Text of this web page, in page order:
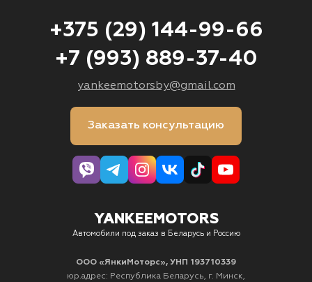
+375 (29) 144-99-66
+7 (993) 889-37-40
yankeemotorsby@gmail.com
Заказать консультацию
YANKEEMOTORS
Автомобили под заказ в Беларусь и Россию
ООО «ЯнкиМоторс», УНП 193710339
юр.адрес: Республика Беларусь, г. Минск,